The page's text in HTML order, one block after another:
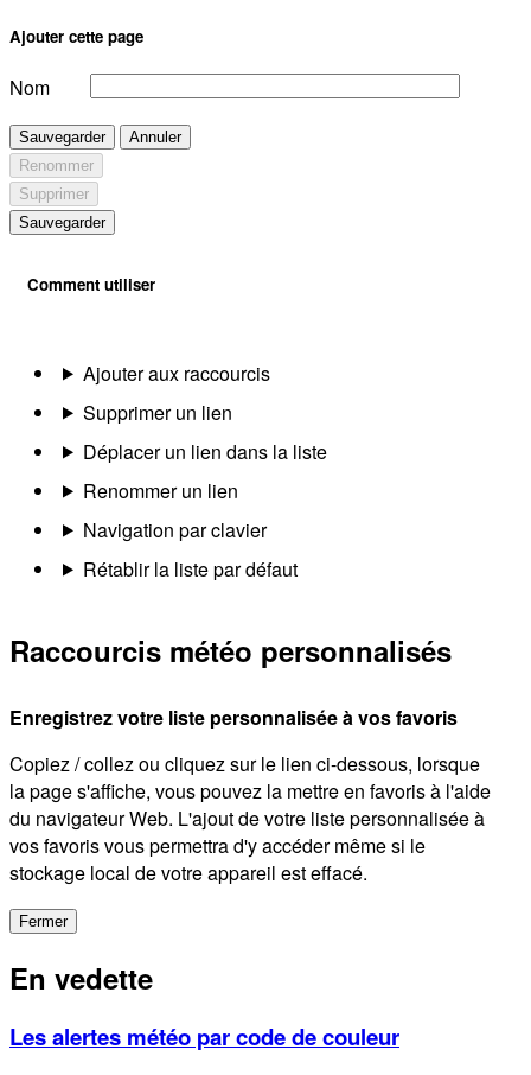
Ajouter cette page
Nom
Sauvegarder
Annuler
Renommer
Supprimer
Sauvegarder
Comment utiliser
Ajouter aux raccourcis
Supprimer un lien
Déplacer un lien dans la liste
Renommer un lien
Navigation par clavier
Rétablir la liste par défaut
Raccourcis météo personnalisés
Enregistrez votre liste personnalisée à vos favoris
Copiez / collez ou cliquez sur le lien ci-dessous, lorsque
la page s'affiche, vous pouvez la mettre en favoris à l'aide
du navigateur Web. L'ajout de votre liste personnalisée à
vos favoris vous permettra d'y accéder même si le
stockage local de votre appareil est effacé.
Fermer
En vedette
Les alertes météo par code de couleur